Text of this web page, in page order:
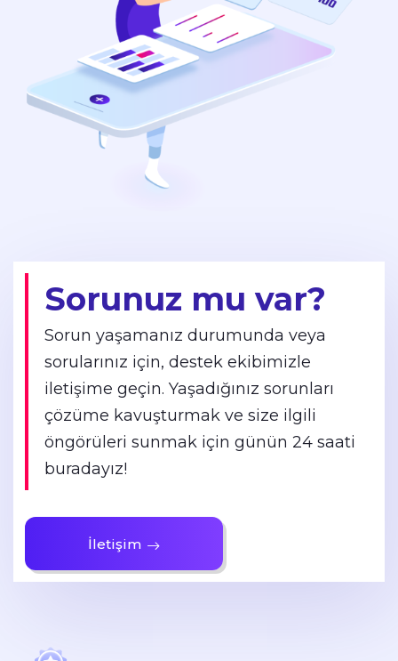
Sorunuz mu var?
Sorun yaşamanız durumunda veya
sorularınız için, destek ekibimizle
iletişime geçin. Yaşadığınız sorunları
çözüme kavuşturmak ve size ilgili
öngörüleri sunmak için günün 24 saati
buradayız!
İletişim